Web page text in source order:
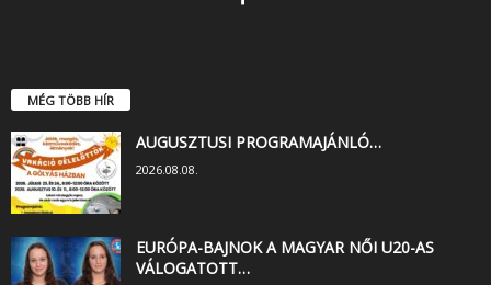
MÉG TÖBB HÍR
AUGUSZTUSI PROGRAMAJÁNLÓ…
2026.08.08.
EURÓPA-BAJNOK A MAGYAR NŐI U20-AS
VÁLOGATOTT…